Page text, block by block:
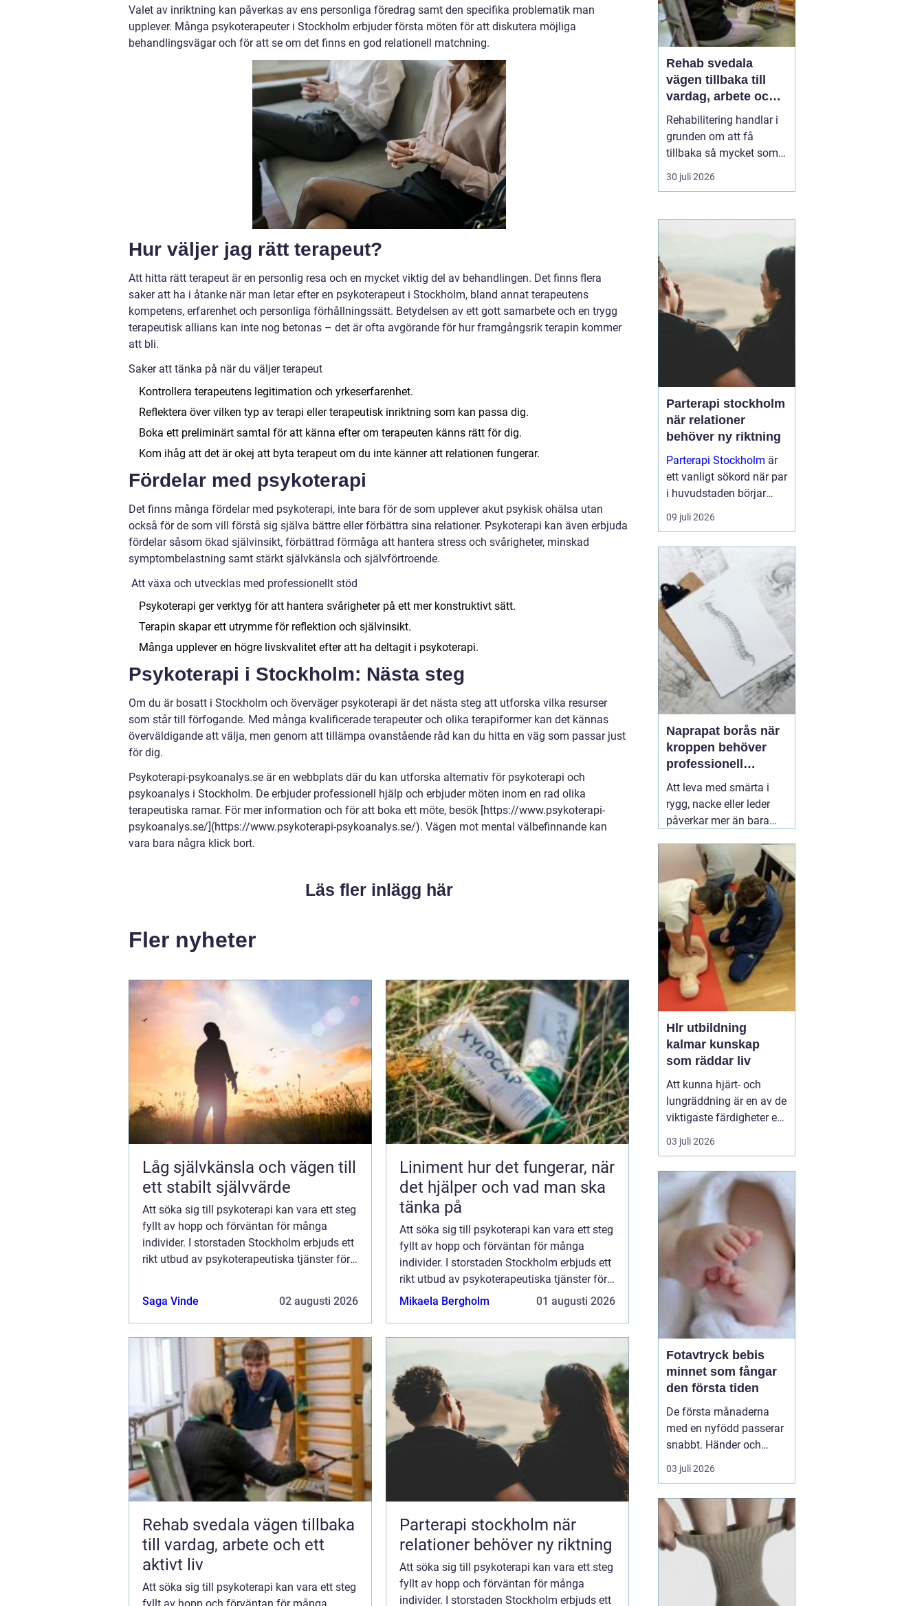
Valet av inriktning kan påverkas av ens personliga föredrag samt den specifika problematik man
upplever. Många psykoterapeuter i Stockholm erbjuder första möten för att diskutera möjliga
behandlingsvägar och för att se om det finns en god relationell matchning.
Hur väljer jag rätt terapeut?
Att hitta rätt terapeut är en personlig resa och en mycket viktig del av behandlingen. Det finns flera
saker att ha i åtanke när man letar efter en psykoterapeut i Stockholm, bland annat terapeutens
kompetens, erfarenhet och personliga förhållningssätt. Betydelsen av ett gott samarbete och en trygg
terapeutisk allians kan inte nog betonas – det är ofta avgörande för hur framgångsrik terapin kommer
att bli.
Saker att tänka på när du väljer terapeut
Kontrollera terapeutens legitimation och yrkeserfarenhet.
Reflektera över vilken typ av terapi eller terapeutisk inriktning som kan passa dig.
Boka ett preliminärt samtal för att känna efter om terapeuten känns rätt för dig.
Kom ihåg att det är okej att byta terapeut om du inte känner att relationen fungerar.
Fördelar med psykoterapi
Det finns många fördelar med psykoterapi, inte bara för de som upplever akut psykisk ohälsa utan
också för de som vill förstå sig själva bättre eller förbättra sina relationer. Psykoterapi kan även erbjuda
fördelar såsom ökad självinsikt, förbättrad förmåga att hantera stress och svårigheter, minskad
symptombelastning samt stärkt självkänsla och självförtroende.
Att växa och utvecklas med professionellt stöd
Psykoterapi ger verktyg för att hantera svårigheter på ett mer konstruktivt sätt.
Terapin skapar ett utrymme för reflektion och självinsikt.
Många upplever en högre livskvalitet efter att ha deltagit i psykoterapi.
Psykoterapi i Stockholm: Nästa steg
Om du är bosatt i Stockholm och överväger psykoterapi är det nästa steg att utforska vilka resurser
som står till förfogande. Med många kvalificerade terapeuter och olika terapiformer kan det kännas
överväldigande att välja, men genom att tillämpa ovanstående råd kan du hitta en väg som passar just
för dig.
Psykoterapi-psykoanalys.se är en webbplats där du kan utforska alternativ för psykoterapi och
psykoanalys i Stockholm. De erbjuder professionell hjälp och erbjuder möten inom en rad olika
terapeutiska ramar. För mer information och för att boka ett möte, besök [https://www.psykoterapi-
psykoanalys.se/](https://www.psykoterapi-psykoanalys.se/). Vägen mot mental välbefinnande kan
vara bara några klick bort.
Läs fler inlägg här
Fler nyheter
Låg självkänsla och vägen till
ett stabilt självvärde
Att söka sig till psykoterapi kan vara ett steg
fyllt av hopp och förväntan för många
individer. I storstaden Stockholm erbjuds ett
rikt utbud av psykoterapeutiska tjänster för
Saga Vinde
02 augusti 2026
Liniment hur det fungerar, när
det hjälper och vad man ska
tänka på
Att söka sig till psykoterapi kan vara ett steg
fyllt av hopp och förväntan för många
individer. I storstaden Stockholm erbjuds ett
rikt utbud av psykoterapeutiska tjänster för
att möta behovet av mental h&aum...
Mikaela Bergholm 01 augusti 2026
Rehab svedala vägen tillbaka
till vardag, arbete och ett
aktivt liv
Att söka sig till psykoterapi kan vara ett steg
Parterapi stockholm när
relationer behöver ny riktning
Att söka sig till psykoterapi kan vara ett steg
fyllt av hopp och förväntan för många
individer. I storstaden Stockholm erbjuds ett
Rehab svedala
vägen tillbaka till
vardag, arbete och
ett aktivt liv
Rehabilitering handlar i
grunden om att få
tillbaka så mycket som
möjligt av styrka,
rörlighet och ork efter
långvariga besvär. I
samlad, trygg och
lättillgänglig vård inom
rehab där fysioterap...
30 juli 2026
Parterapi stockholm
när relationer
behöver ny riktning
Parterapi Stockholm är
ett vanligt sökord när par
i huvudstaden börjar
känna att något inte
längre fungerar som
vardag. Många upplever
återkommande bråk,
tystnad eller en känsla
av att...
09 juli 2026
Naprapat borås när
kroppen behöver
professionell
manuell behandling
Att leva med smärta i
rygg, nacke eller leder
påverkar mer än bara
sämre, humöret sjunker
och vardagssaker som
att bära matkassar eller
leka med barnen känns
tunga. Här kan en
03 juli
2026
Hlr utbildning
kalmar kunskap
som räddar liv
Att kunna hjärt- och
lungräddning är en av de
viktigaste färdigheter en
människa kan ha. Varje
år drabbas tusentals
plötsligt hjärtstopp,
luftvägsstopp eller andra
akuta tillstånd. Den som
står bredvid har ofta
bara sekunder på ...
03 juli 2026
Fotavtryck bebis
minnet som fångar
den första tiden
De första månaderna
med en nyfödd passerar
snabbt. Händer och
fötter som är mindre än
någon kunnat föreställa
bara finns just nu och ett
lugn som ofta märks
först i efterhand. Många
föräldrar vill spara något
mer än foton, något...
03 juli 2026